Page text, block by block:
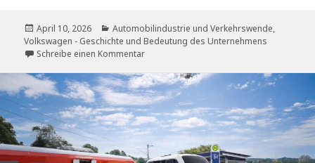
Veröffentlicht
am
April 10, 2026 Kategorien
Automobilindustrie und Verkehrswende,
Volkswagen - Geschichte und Bedeutung des Unternehmens
Schreibe einen Kommentarzu Volkswagen in Osnabrück –